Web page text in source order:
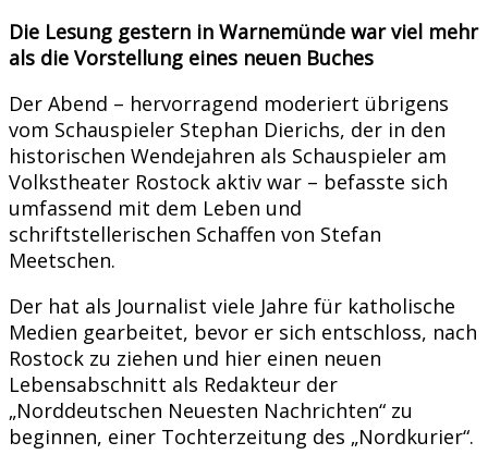
Die Lesung gestern in Warnemünde war viel mehr
als die Vorstellung eines neuen Buches
Der Abend – hervorragend moderiert übrigens
vom Schauspieler Stephan Dierichs, der in den
historischen Wendejahren als Schauspieler am
Volkstheater Rostock aktiv war – befasste sich
umfassend mit dem Leben und
schriftstellerischen Schaffen von Stefan
Meetschen.
Der hat als Journalist viele Jahre für katholische
Medien gearbeitet, bevor er sich entschloss, nach
Rostock zu ziehen und hier einen neuen
Lebensabschnitt als Redakteur der
„Norddeutschen Neuesten Nachrichten“ zu
beginnen, einer Tochterzeitung des „Nordkurier“.